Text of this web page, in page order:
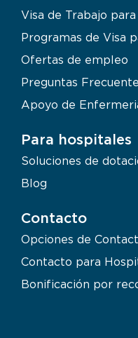
Visa de Trabajo
Programas de Visa
Ofertas de empleo
Preguntas
Apoyo de
Para hospitales
Soluciones de
Blog
Contacto
Opciones de
Contacto para
Bonificación por